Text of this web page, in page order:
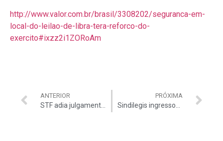
http://www.valor.com.br/brasil/3308202/seguranca-em-
local-do-leilao-de-libra-tera-reforco-do-
exercito#ixzz2i1ZORoAm
ANTERIOR
STF adia julgamento de benefícios para juízes
PRÓXIMA
Sindilegis ingressou com MS coletivo nesta quinta